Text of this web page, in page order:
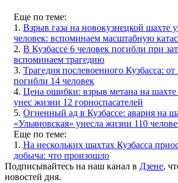
Еще по теме:
1. Взрыв газа на новокузнецкой шахте
человек: вспоминаем масштабную
2. В Кузбассе 6 человек погибли при
вспоминаем трагедию
3. Трагедия послевоенного Кузбасса:
погибли 14 человек
4. Цена ошибки: взрыв метана на
унес жизни 12 горноспасателей
5. Огненный ад в Кузбассе: авария на
«Ульяновская» унесла жизни 110
Еще по теме:
1. На нескольких шахтах Кузбасса
добыча: что произошло
Подписывайтесь на наш канал в Дзене,
новостей дня.